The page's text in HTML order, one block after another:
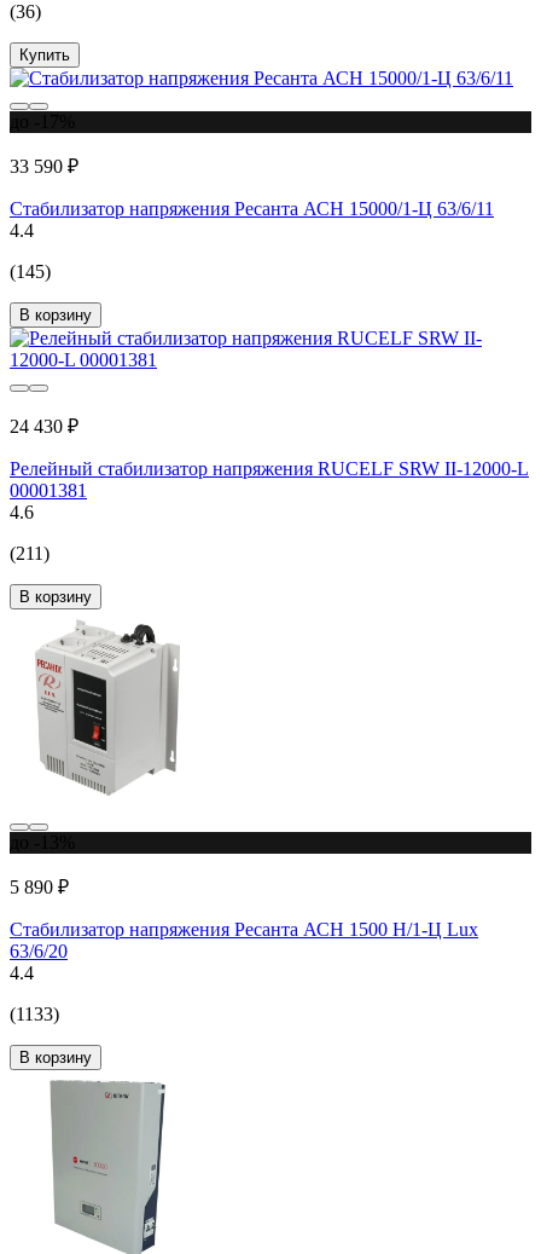
(36)
Купить
33 590 ₽
Стабилизатор напряжения Ресанта АСН 15000/1-Ц 63/6/11
4.4
(145)
В корзину
24 430 ₽
Релейный стабилизатор напряжения RUCELF SRW II-12000-L
00001381
4.6
(211)
В корзину
5 890 ₽
Стабилизатор напряжения Ресанта АСН 1500 Н/1-Ц Lux
63/6/20
4.4
(1133)
В корзину